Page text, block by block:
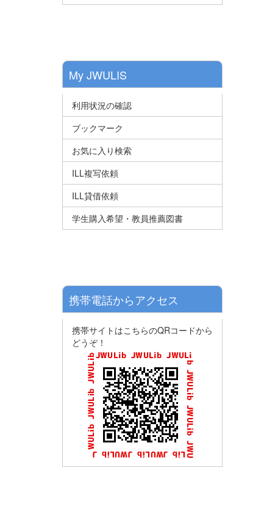
My JWULIS
利用状況の確認
ブックマーク
お気に入り検索
ILL複写依頼
ILL貸借依頼
学生購入希望・教員推薦図書
携帯電話からアクセス
携帯サイトはこちらのQRコードから
どうぞ！